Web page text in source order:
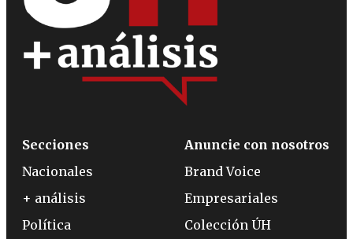
Secciones
Nacionales
+ análisis
Política
Anuncie con nosotros
Brand Voice
Empresariales
Colección ÚH